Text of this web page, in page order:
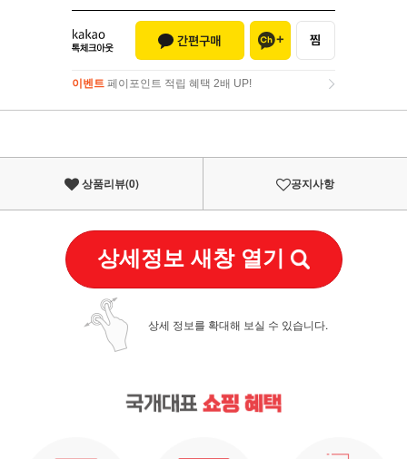
이벤트 페이포인트 적립 혜택 2배 UP!
이벤트페이포인트 적립 혜택 2배 UP!
상품리뷰(0) 공지사항
상세정보 새창 열기
상세 정보를 확대해 보실 수 있습니다.